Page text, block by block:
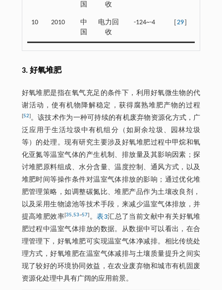
国
收
10 2010
中
国
电力回
收
-124~-4 29］
3. 好氧堆肥
好氧堆肥是指在氧气充足的条件下，利用好氧微生物的代
谢活动，使有机物降解稳定，获得腐熟堆肥产物的过程
[52]。该技术作为一种可持续的有机废弃物资源化方式，广
泛应用于生活垃圾中有机组分（如厨余垃圾、园林垃圾
等）的处理。现有研究主要涉及好氧堆肥过程中甲烷和氧
化亚氮等温室气体的产生机制、排放量及其影响因素；探
讨堆肥原料组成、水分含量、温度控制、通风方式，以及
堆肥时间等操作条件对温室气体排放的影响；通过优化堆
肥管理策略，如调整碳氮比、堆肥产品作为土壤改良剂，
以及采用生物滤池等技术手段，来减少温室气体排放，并
提高堆肥效率[35,53~57] 。表3汇总了当前文献中有关好氧堆
肥过程中温室气体排放的数据。从数据中可以看出，在合
理管理下，好氧堆肥可实现温室气体净减排。相比传统处
理方式，好氧堆肥在温室气体减排与土壤质量提升之间实
现了较好的环境协同效益，在农业废弃物和城市有机固废
资源化处理中具有广阔的应用前景。